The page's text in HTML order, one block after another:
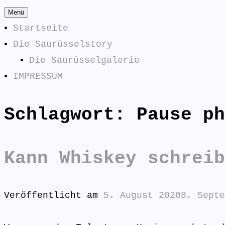
Zum
Inhalt
springen
Menü
Startseite
Die Saurüsselstory
Die Saurüsselgalerie
IMPRESSUM
SAURÜSSELPHILOSOPHEN
Die
Schlagwort: Pause
Kann Whiskey
Veröffentlicht am 5. August 20208.